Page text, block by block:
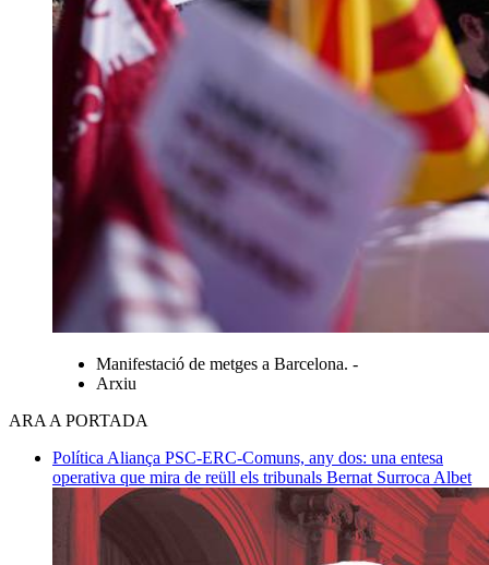
Manifestació de metges a Barcelona. -
Arxiu
ARA A PORTADA
Política Aliança PSC-ERC-Comuns, any dos: una entesa
operativa que mira de reüll els tribunals Bernat Surroca Albet